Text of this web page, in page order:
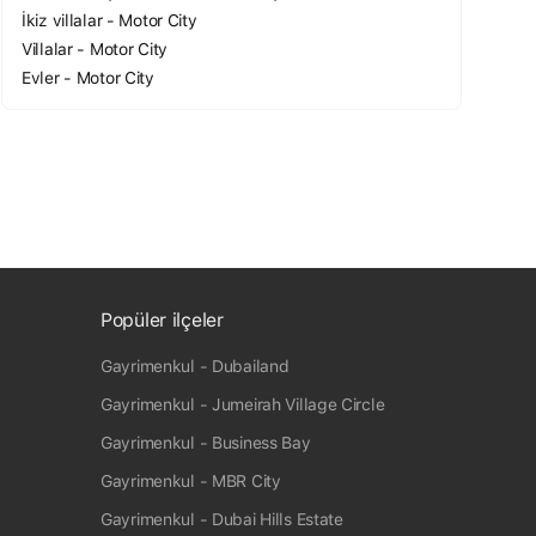
İkiz villalar - Motor City
Villalar - Motor City
Evler - Motor City
Popüler ilçeler
Gayrimenkul - Dubailand
Gayrimenkul - Jumeirah Village Circle
Gayrimenkul - Business Bay
Gayrimenkul - MBR City
Gayrimenkul - Dubai Hills Estate